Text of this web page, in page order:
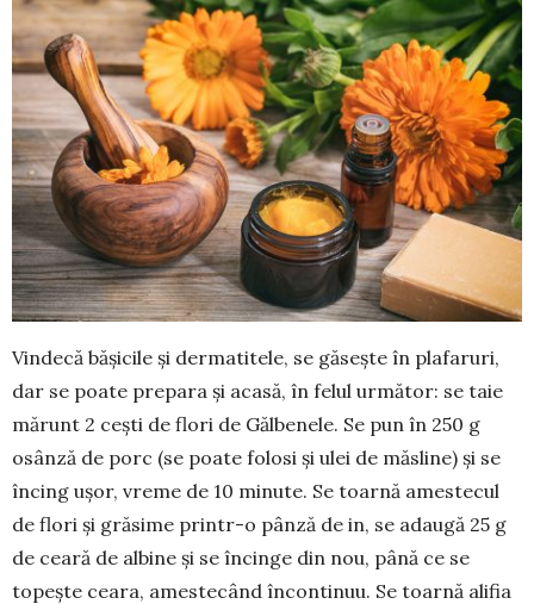
Vindecă bășicile și dermatitele, se găsește în plafaruri,
dar se poate prepara și acasă, în felul ur­mător: se taie
mărunt 2 cești de flori de Gălbe­nele. Se pun în 250 g
osânză de porc (se poate folosi și ulei de măsline) și se
încing ușor, vreme de 10 mi­nute. Se toarnă amestecul
de flori și grăsime printr-o pânză de in, se adaugă 25 g
de ceară de albine și se încinge din nou, până ce se
topește ceara, ames­te­când încontinuu. Se toarnă alifia